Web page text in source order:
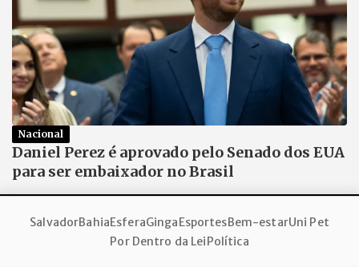
Nacional
Daniel Perez é aprovado pelo Senado dos EUA
para ser embaixador no Brasil
SalvadorBahiaEsferaGingaEsportesBem-estarUni Pet
Por Dentro da LeiPolítica